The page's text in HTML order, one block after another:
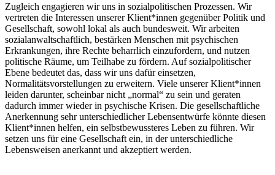
Zugleich engagieren wir uns in sozialpolitischen Prozessen. Wir
vertreten die Interessen unserer Klient*innen gegenüber Politik und
Gesellschaft, sowohl lokal als auch bundesweit. Wir arbeiten
sozialanwaltschaftlich, bestärken Menschen mit psychischen
Erkrankungen, ihre Rechte beharrlich einzufordern, und nutzen
politische Räume, um Teilhabe zu fördern. Auf sozialpolitischer
Ebene bedeutet das, dass wir uns dafür einsetzen,
Normalitätsvorstellungen zu erweitern. Viele unserer Klient*innen
leiden darunter, scheinbar nicht „normal“ zu sein und geraten
dadurch immer wieder in psychische Krisen. Die gesellschaftliche
Anerkennung sehr unterschiedlicher Lebensentwürfe könnte diesen
Klient*innen helfen, ein selbstbewussteres Leben zu führen. Wir
setzen uns für eine Gesellschaft ein, in der unterschiedliche
Lebensweisen anerkannt und akzeptiert werden.